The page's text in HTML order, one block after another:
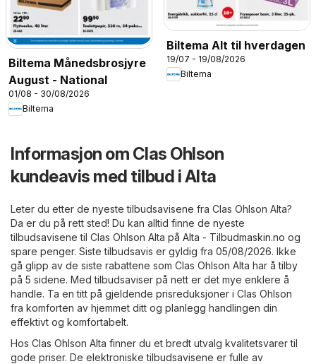
Biltema Månedsbrosjyre
August - National
01/08 - 30/08/2026
Biltema
Biltema Alt til hverdagen
19/07 - 19/08/2026
Biltema
Informasjon om Clas Ohlson
kundeavis med tilbud i Alta
Leter du etter de nyeste tilbudsavisene fra Clas Ohlson Alta?
Da er du på rett sted! Du kan alltid finne de nyeste
tilbudsavisene til Clas Ohlson Alta på Alta - Tilbudmaskin.no og
spare penger. Siste tilbudsavis er gyldig fra 05/08/2026. Ikke
gå glipp av de siste rabattene som Clas Ohlson Alta har å tilby
på 5 sidene. Med tilbudsaviser på nett er det mye enklere å
handle. Ta en titt på gjeldende prisreduksjoner i Clas Ohlson
fra komforten av hjemmet ditt og planlegg handlingen din
effektivt og komfortabelt.
Hos Clas Ohlson Alta finner du et bredt utvalg kvalitetsvarer til
gode priser. De elektroniske tilbudsavisene er fulle av